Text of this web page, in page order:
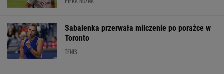
Sabalenka przerwała milczenie po porażce w
Toronto
TENIS